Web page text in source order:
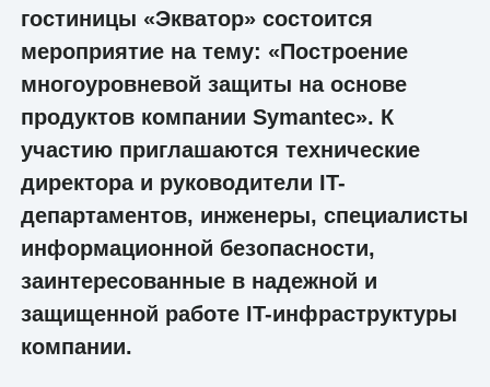
гостиницы «Экватор» состоится
мероприятие на тему: «Построение
многоуровневой защиты на основе
продуктов компании Symantec». К
участию приглашаются технические
директора и руководители IT-
департаментов, инженеры, специалисты
информационной безопасности,
заинтересованные в надежной и
защищенной работе IT-инфраструктуры
компании.